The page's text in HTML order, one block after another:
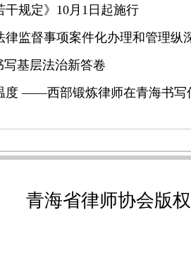
干规定》10月1日起施行
律监督事项案件化办理和管理纵
写基层法治新答卷
度 ——西部锻炼律师在青海书写
青海省律师协会版